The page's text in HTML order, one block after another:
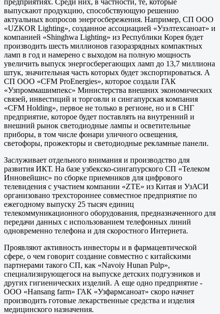
выпускают продукцию, способствующую решению
актуальных вопросов энергосбережения. Например, СП ООО
«UZKOR Lighting», созданное ассоциацией «Узэлтехсаноат» и
компанией «Shinghwa Lighting» из Республики Корея будет
производить шесть миллионов газоразрядных компактных
ламп в год и намерено с выходом на полную мощность
увеличить выпуск энергосберегающих ламп до 13,7 миллиона
штук, значительная часть которых будет экспортироваться. А
СП ООО «CFM ProEnergies», которое создали ГАК
«Узпроммашимпекс» Министерства внешних экономических
связей, инвестиций и торговли и сингапурская компания
«CFM Holding», первое не только в регионе, но и в СНГ
предприятие, которое будет поставлять на внутренний и
внешний рынок светодиодные лампы и осветительные
приборы, в том числе фонари уличного освещения,
светофоры, прожекторы и светодиодные рекламные панели.
Заслуживает отдельного внимания и производство для
развития ИКТ. На базе узбекско-сингапурского СП «Телеком
Инновейшнс» по сборке приемников для цифрового
телевидения с участием компании «ZTE» из Китая и УзАСИ
организовано трехстороннее совместное предприятие по
ежегодному выпуску 25 тысяч единиц
телекоммуникационного оборудования, предназначенного для
передачи данных с использованием телефонных линий
одновременно телефона и для скоростного Интернета.
Проявляют активность инвесторы и в фармацевтической
сфере, о чем говорит создание совместно с китайскими
партнерами такого СП, как «Navoiy Hunan Pulp»,
специализирующегося на выпуске детских подгузников и
других гигиенических изделий. А еще одно предприятие -
ООО «Hаnsаng fаrm» ГАК «Узфармсаноат» скоро начнет
производить готовые лекарственные средства и изделия
медицинского назначения.